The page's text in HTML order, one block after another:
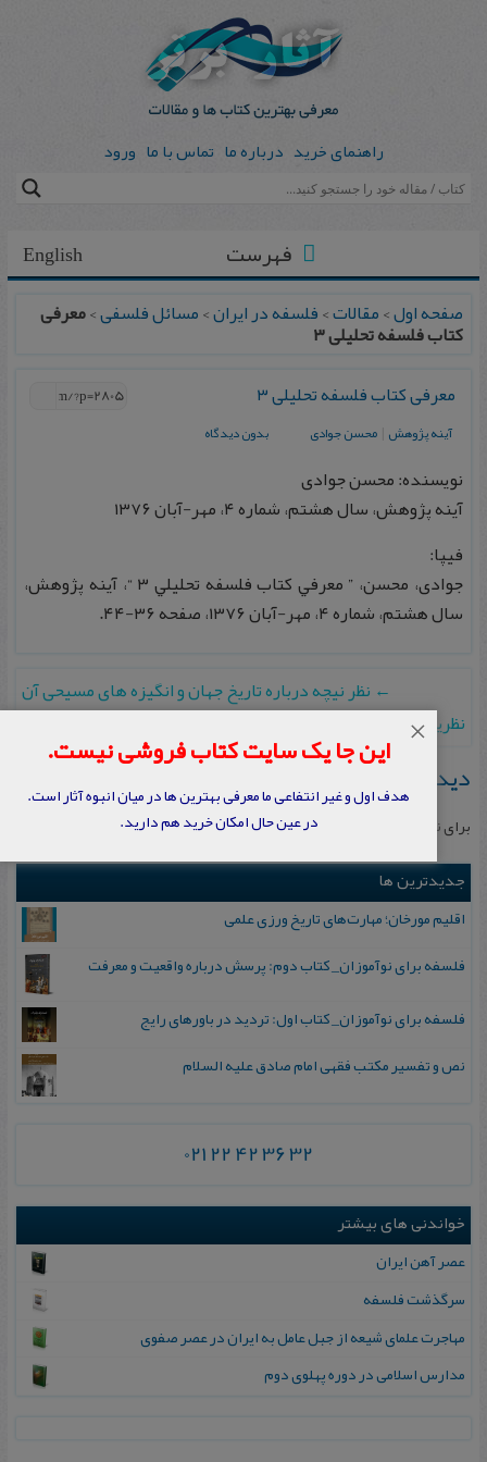
راهنمای خرید درباره ما تماس با ما ورود
English فهرست
صفحه اول>مقالات>فلسفه در ایران>مسائل فلسفی>معرفی
كتاب فلسفه تحليلی ۳
معرفی كتاب فلسفه تحليلی ۳
آينه پژوهش |محسن جوادی بدون دیدگاه
نویسنده: محسن جوادی
آينه پژوهش، سال هشتم، شماره ۴، مهر-آبان ۱۳۷۶
فیپا:
جوادی، محسن، ” معرفي كتاب فلسفه تحليلي ۳ “، آينه پژوهش،
سال هشتم، شماره ۴، مهر-آبان ۱۳۷۶، صفحه ۳۶-۴۴.
← نظر نیچه درباره تاریخ جهان و انگیزه های مسیحی آن
نظريه كانت در باب تعريف
دیدگاهتان را بنویسید
برای نوشتن دیدگاه باید وارد بشوید.
جدیدترین ها
اقلیم مورخان؛ مهارت‌های تاریخ ورزی علمی
فلسفه برای نوآموزان_ کتاب دوم: پرسش درباره واقعیت و معرفت
فلسفه برای نوآموزان_ کتاب اول: تردید در باورهای رایج
نص و تفسیر مکتب فقهی امام صادق علیه السلام
021 22 42 36 32
خواندنی های بیشتر
عصر آهن ایران
سرگذشت فلسفه
مهاجرت علمای شیعه از جبل عامل به ایران در عصر صفوی
مدارس‌ اسلامی‌ در دوره‌ پهلوی‌ دوم
این جا یک سایت کتاب فروشی نیست.
هدف اول و غیر انتفاعی ما معرفی بهترین ها در میان انبوه آثار است.
در عین حال امکان خرید هم دارید.
×